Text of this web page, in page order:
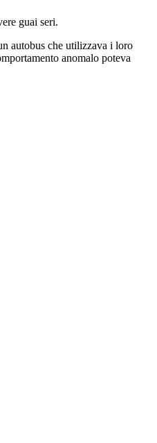
guai seri.
autobus che utilizzava i loro
anomalo poteva